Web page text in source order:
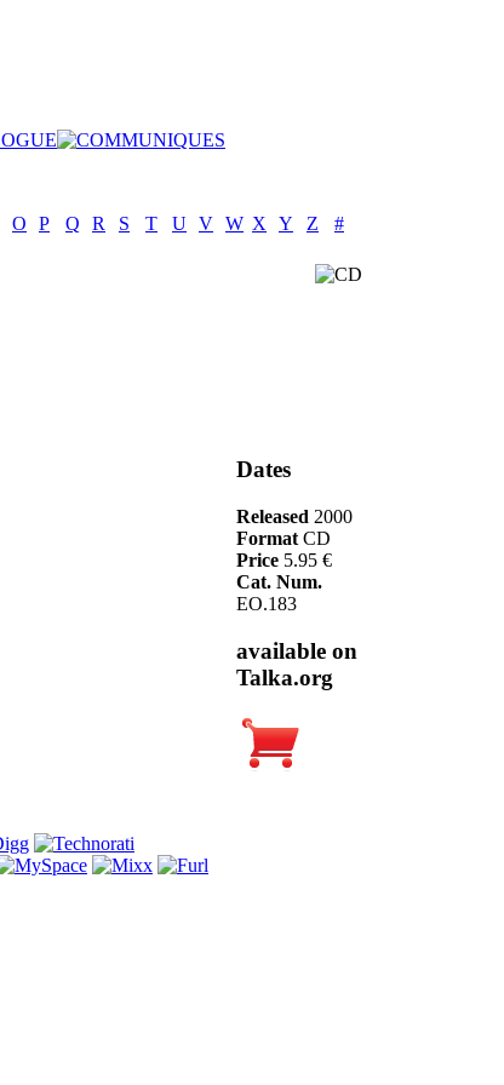
O P Q R S T U V W X Y Z #
Dates
Released 2000
Format CD
Price 5.95 €
Cat. Num.
EO.183
available on
Talka.org